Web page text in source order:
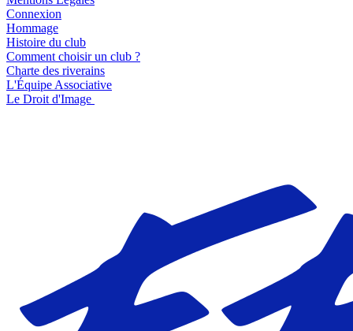
Connexion
Hommage
Histoire du club
Comment choisir un club ?
Charte des riverains
L'Équipe Associative
Le Droit d'Image